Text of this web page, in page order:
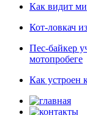
Как видит
Кот-ловкач
Пес-байкер
мотопробеге
Как устроен